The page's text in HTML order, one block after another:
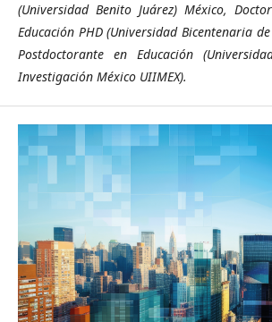
(Universidad Benito Juárez) México,
Educación PHD (Universidad Bicentenaria
Postdoctorante en Educación
Investigación México UIIMEX).